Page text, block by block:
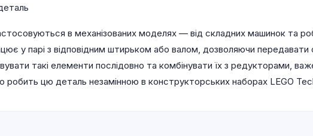
в механізованих моделях — від складних машинок та
у парі з відповідним штирьком або валом, дозволяючи
такі елементи послідовно та комбінувати їх з редукторами,
цю деталь незамінною в конструкторських наборах LEGO